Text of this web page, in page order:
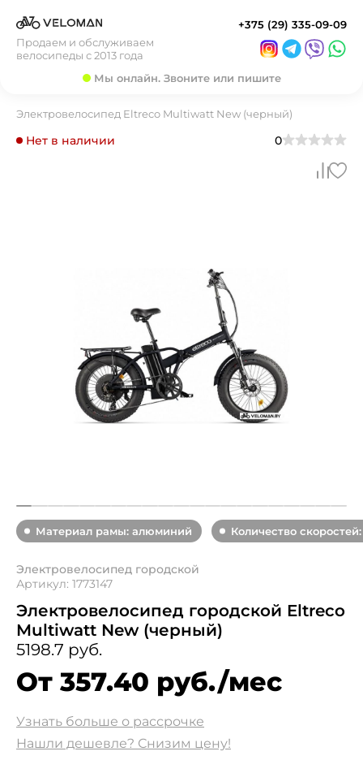
Продаем и обслуживаем
велосипеды с 2013 года
+375 (29) 335-09-09
Мы онлайн. Звоните или пишите
Электровелосипед Eltreco Multiwatt New (черный)
Нет в наличии 0
Материал рамы: алюминий Количество
Электровелосипед городской
Артикул: 1773147
Электровелосипед городской Eltreco
Multiwatt New (черный)
5198.7 руб.
От 357.40 руб./мес
Узнать больше о рассрочке
Нашли дешевле? Снизим цену!